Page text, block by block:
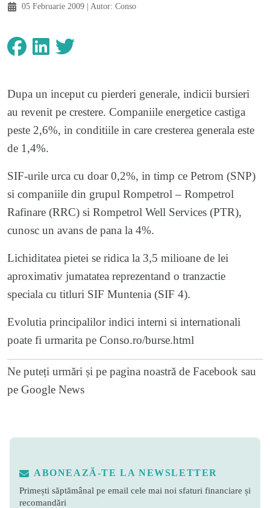
05 Februarie 2009 | Autor: Conso
Dupa un inceput cu pierderi generale, indicii bursieri
au revenit pe crestere. Companiile energetice castiga
peste 2,6%, in conditiile in care cresterea generala este
de 1,4%.
SIF-urile urca cu doar 0,2%, in timp ce Petrom (SNP)
si companiile din grupul Rompetrol – Rompetrol
Rafinare (RRC) si Rompetrol Well Services (PTR),
cunosc un avans de pana la 4%.
Lichiditatea pietei se ridica la 3,5 milioane de lei
aproximativ jumatatea reprezentand o tranzactie
speciala cu titluri SIF Muntenia (SIF 4).
Evolutia principalilor indici interni si internationali
poate fi urmarita pe Conso.ro/burse.html
Ne puteți urmări și pe pagina noastră de Facebook sau
pe Google News
ABONEAZĂ-TE LA NEWSLETTER
Primești săptămânal pe email cele mai noi sfaturi financiare și
recomandări